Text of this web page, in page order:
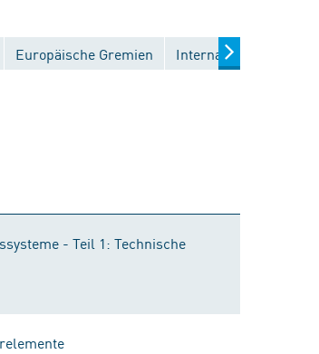
Europäische Gremien Internationale
- Teil 1: Technische